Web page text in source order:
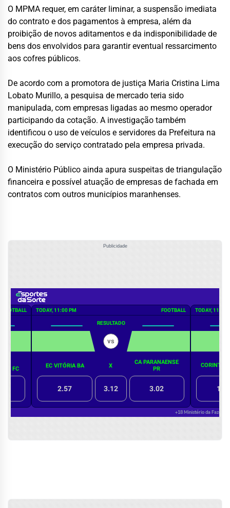
O MPMA requer, em caráter liminar, a suspensão imediata
do contrato e dos pagamentos à empresa, além da
proibição de novos aditamentos e da indisponibilidade de
bens dos envolvidos para garantir eventual ressarcimento
aos cofres públicos.
De acordo com a promotora de justiça Maria Cristina Lima
Lobato Murillo, a pesquisa de mercado teria sido
manipulada, com empresas ligadas ao mesmo operador
participando da cotação. A investigação também
identificou o uso de veículos e servidores da Prefeitura na
execução do serviço contratado pela empresa privada.
O Ministério Público ainda apura suspeitas de triangulação
financeira e possível atuação de empresas de fachada em
contratos com outros municípios maranhenses.
Publicidade